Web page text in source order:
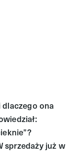
dlaczego ona
sprzedaży już w